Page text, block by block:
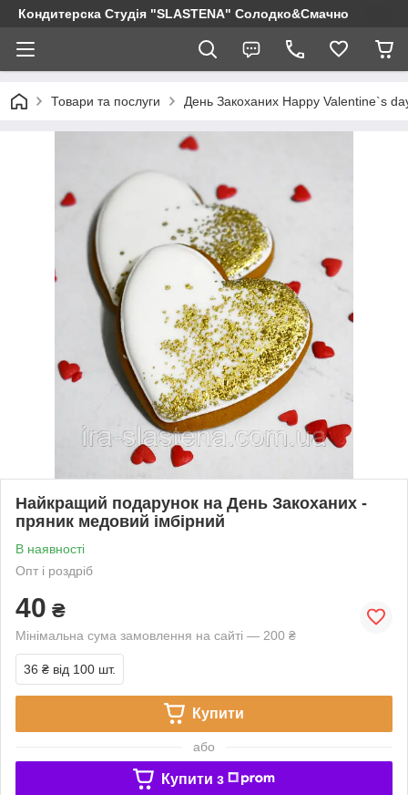
Кондитерска Студія "SLASTENA" Солодко&Смачно
Товари та послуги День Закоханих Happy Valentine`s
Найкращий подарунок на День Закоханих -
пряник медовий імбірний
В наявності
Опт і роздріб
40 ₴
Мінімальна сума замовлення на сайті — 200 ₴
36 ₴ від 100 шт.
Купити
або
Купити з